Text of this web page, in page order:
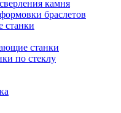
камня
браслетов
станки
станки
по стеклу